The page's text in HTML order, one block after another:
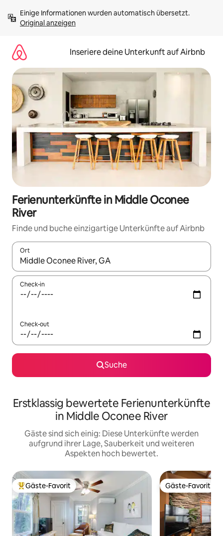
Inhalten
springenOriginal anzeigen
Inseriere deine Unterkunft auf Airbnb
Ferienunterkünfte in Middle Oconee
River
Finde und buche einzigartige Unterkünfte auf Airbnb
Ort
Wenn Ergebnisse verfügbar sind, navigiere mit den
Check-in
Check-out
Suche
Erstklassig bewertete Ferienunterkünfte
in Middle Oconee River
Gäste sind sich einig: Diese Unterkünfte werden
aufgrund ihrer Lage, Sauberkeit und weiteren
Aspekten hoch bewertet.
Beliebter Gäste-Favorit.
Gäste-Favorit Gäste-Favorit
Gäste-Favorit